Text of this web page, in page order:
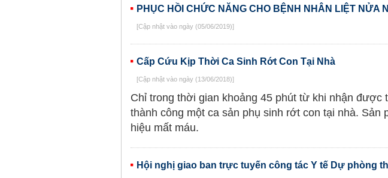
Phòng chức năngPHÒNG HÀNH CHÍNH QUẢN
PHÒNG KHTH & VTYT
PHÒNG TÀI CHÍNH - KẾ TOÁN
PHÒNG ĐIỀU DƯỠNG
KHOA DƯỢC
KHOA KHÁM BỆNH CẤP CỨU
KHOA Y học cổ truyền - Vật lý
KHOA KIỂM SOÁT NHIỄM
Quy trình khám chữa bệnh
Tin tức từ sở y tế
PHỤC HỒI CHỨC NĂNG CHO BỆNH NHÂN LIỆT NỬA
[Cập nhật vào ngày (05/06/2019)]
Cấp Cứu Kịp Thời Ca Sinh Rớt Con Tại Nhà
[Cập nhật vào ngày (13/06/2018)]
Chỉ trong thời gian khoảng 45 phút từ khi nhận
thành công một ca sản phụ sinh rớt con tại nhà.
hiệu mất máu.
Hội nghị giao ban trực tuyến công tác Y tế Dự phòng